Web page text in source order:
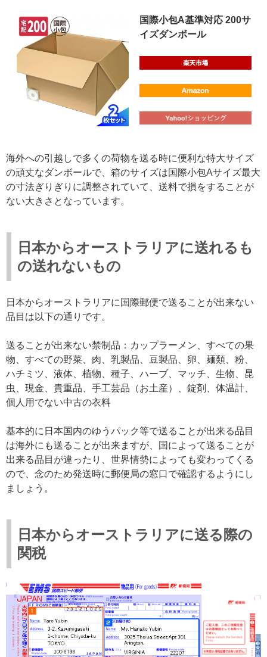
国際小包A基準対応 200サ
イズダンボール
海外への引越しで多くの荷物を送る時に便利な特大サイズ
の頑丈なダンボールで、箱のサイズは国際小包Aサイズ最大
の寸法ぎりぎりに調整されていて、送料で損をすることが
ない大きさとなっています。
日本からオーストラリアに送れるも
の送れないもの
日本からオーストラリアに国際郵便で送ることが出来ない
品目は以下の通りです。
送ることが出来ない禁制品：カップラーメン、すべての果
物、すべての野菜、肉、乳製品、豆製品、卵、麺類、粉、
ハチミツ、液体、植物、種子、ハーブ、マッチ、生物、昆
虫、現金、貴重品、手工芸品（お土産）、錠剤、体温計、
個人用でない中古の衣料
基本的に日本国内のゆうパック等で送ることが出来る品目
は海外にも送ることが出来ますが、国によって送ることが
出来る品目が違ったり、世界情勢によっても変わってくる
ので、念のため発送時に郵便局の窓口で確認するようにし
ましょう。
日本からオーストラリアに送る際の
関税